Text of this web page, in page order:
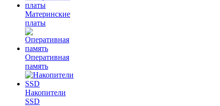
Материнские
платы
Оперативная
память
Накопители
SSD